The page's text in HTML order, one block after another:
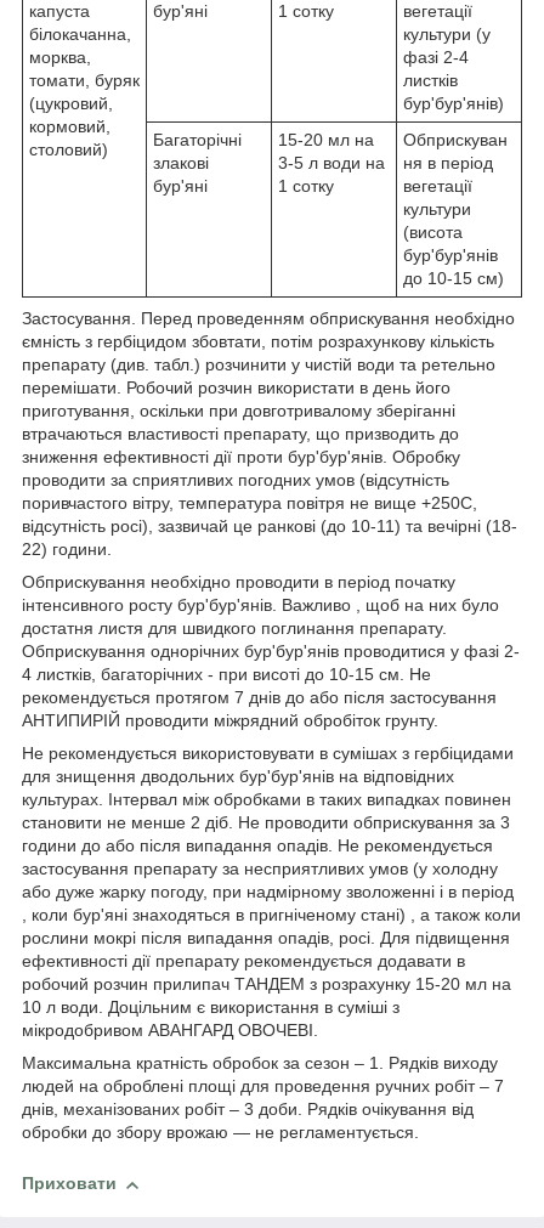
капуста
білокачанна,
морква,
томати, буряк
(цукровий,
кормовий,
столовий)
бур'яні 1 сотку
вегетації
культури (у
фазі 2-4
листків
бур'бур'янів)
Багаторічні
злакові
бур'яні
15-20 мл на
3-5 л води на
1 сотку
Обприскуван
ня в період
вегетації
культури
(висота
бур'бур'янів
до 10-15 см)
Застосування. Перед проведенням обприскування необхідно
ємність з гербіцидом збовтати, потім розрахункову кількість
препарату (див. табл.) розчинити у чистій води та ретельно
перемішати. Робочий розчин використати в день його
приготування, оскільки при довготривалому зберіганні
втрачаються властивості препарату, що призводить до
зниження ефективності дії проти бур'бур'янів. Обробку
проводити за сприятливих погодних умов (відсутність
поривчастого вітру, температура повітря не вище +250С,
відсутність росі), зазвичай це ранкові (до 10-11) та вечірні (18-
22) години.
Обприскування необхідно проводити в період початку
інтенсивного росту бур'бур'янів. Важливо , щоб на них було
достатня листя для швидкого поглинання препарату.
Обприскування однорічних бур'бур'янів проводитися у фазі 2-
4 листків, багаторічних - при висоті до 10-15 см. Не
рекомендується протягом 7 днів до або після застосування
АНТИПИРІЙ проводити міжрядний обробіток грунту.
Не рекомендується використовувати в сумішах з гербіцидами
для знищення дводольних бур'бур'янів на відповідних
культурах. Інтервал між обробками в таких випадках повинен
становити не менше 2 діб. Не проводити обприскування за 3
години до або після випадання опадів. Не рекомендується
застосування препарату за несприятливих умов (у холодну
або дуже жарку погоду, при надмірному зволоженні і в період
, коли бур'яні знаходяться в пригніченому стані) , а також коли
рослини мокрі після випадання опадів, росі. Для підвищення
ефективності дії препарату рекомендується додавати в
робочий розчин прилипач ТАНДЕМ з розрахунку 15-20 мл на
10 л води. Доцільним є використання в суміші з
мікродобривом АВАНГАРД ОВОЧЕВІ.
Максимальна кратність обробок за сезон – 1. Рядків виходу
людей на оброблені площі для проведення ручних робіт – 7
днів, механізованих робіт – 3 доби. Рядків очікування від
обробки до збору врожаю — не регламентується.
Приховати